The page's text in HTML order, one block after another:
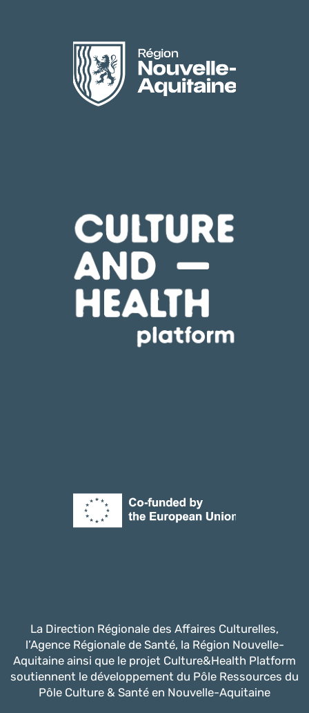
La Direction Régionale des Affaires Culturelles,
l’Agence Régionale de Santé, la Région Nouvelle-
Aquitaine ainsi que le projet Culture&Health Platform
soutiennent le développement du Pôle Ressources du
Pôle Culture & Santé en Nouvelle-Aquitaine